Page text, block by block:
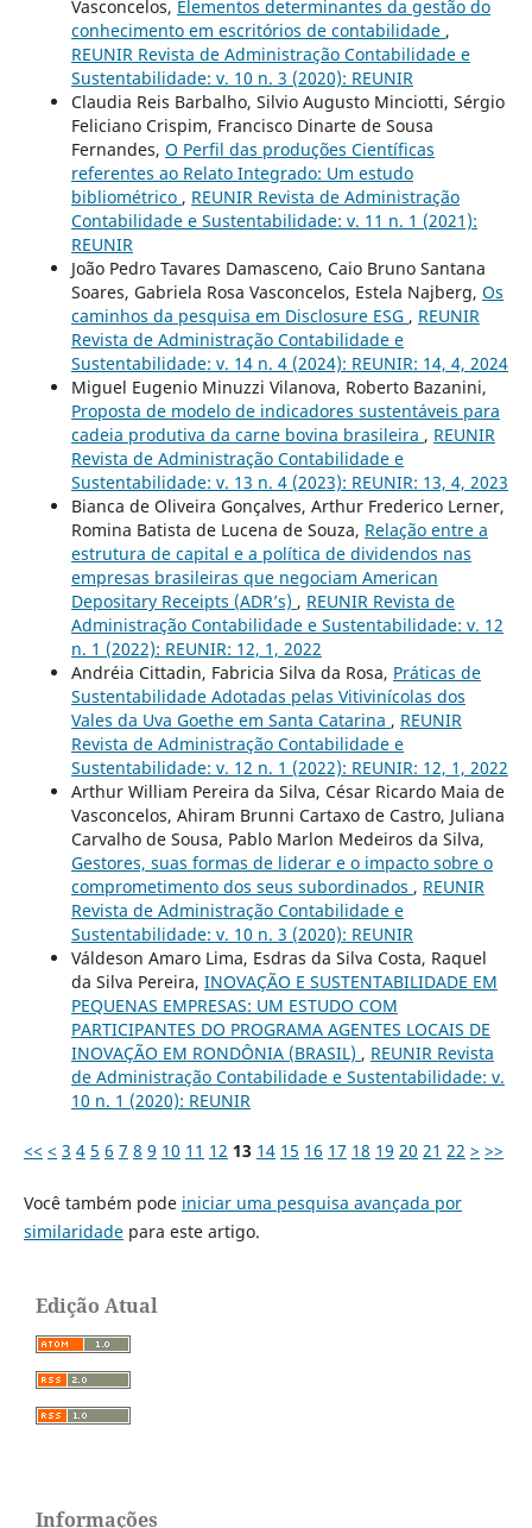
Vasconcelos, Elementos determinantes da gestão do
conhecimento em escritórios de contabilidade ,
REUNIR Revista de Administração Contabilidade e
Sustentabilidade: v. 10 n. 3 (2020): REUNIR
Claudia Reis Barbalho, Silvio Augusto Minciotti, Sérgio
Feliciano Crispim, Francisco Dinarte de Sousa
Fernandes, O Perfil das produções Científicas
referentes ao Relato Integrado: Um estudo
bibliométrico , REUNIR Revista de Administração
Contabilidade e Sustentabilidade: v. 11 n. 1 (2021):
REUNIR
João Pedro Tavares Damasceno, Caio Bruno Santana
Soares, Gabriela Rosa Vasconcelos, Estela Najberg, Os
caminhos da pesquisa em Disclosure ESG , REUNIR
Revista de Administração Contabilidade e
Sustentabilidade: v. 14 n. 4 (2024): REUNIR: 14, 4, 2024
Miguel Eugenio Minuzzi Vilanova, Roberto Bazanini,
Proposta de modelo de indicadores sustentáveis para
cadeia produtiva da carne bovina brasileira , REUNIR
Revista de Administração Contabilidade e
Sustentabilidade: v. 13 n. 4 (2023): REUNIR: 13, 4, 2023
Bianca de Oliveira Gonçalves, Arthur Frederico Lerner,
Romina Batista de Lucena de Souza, Relação entre a
estrutura de capital e a política de dividendos nas
empresas brasileiras que negociam American
Depositary Receipts (ADR’s) , REUNIR Revista de
Administração Contabilidade e Sustentabilidade: v. 12
n. 1 (2022): REUNIR: 12, 1, 2022
Andréia Cittadin, Fabricia Silva da Rosa, Práticas de
Sustentabilidade Adotadas pelas Vitivinícolas dos
Vales da Uva Goethe em Santa Catarina , REUNIR
Revista de Administração Contabilidade e
Sustentabilidade: v. 12 n. 1 (2022): REUNIR: 12, 1, 2022
Arthur William Pereira da Silva, César Ricardo Maia de
Vasconcelos, Ahiram Brunni Cartaxo de Castro, Juliana
Carvalho de Sousa, Pablo Marlon Medeiros da Silva,
Gestores, suas formas de liderar e o impacto sobre o
comprometimento dos seus subordinados , REUNIR
Revista de Administração Contabilidade e
Sustentabilidade: v. 10 n. 3 (2020): REUNIR
Váldeson Amaro Lima, Esdras da Silva Costa, Raquel
da Silva Pereira, INOVAÇÃO E SUSTENTABILIDADE EM
PEQUENAS EMPRESAS: UM ESTUDO COM
PARTICIPANTES DO PROGRAMA AGENTES LOCAIS DE
INOVAÇÃO EM RONDÔNIA (BRASIL) , REUNIR Revista
de Administração Contabilidade e Sustentabilidade: v.
10 n. 1 (2020): REUNIR
<< < 3 4 5 6 7 8 9 10 11 12 13 14 15 16 17 18 19 20 21 22 > >>
Você também pode iniciar uma pesquisa avançada por
similaridadepara este artigo.
Edição Atual
Informações